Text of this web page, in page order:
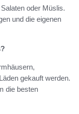
oder Müslis.
und die eigenen
gekauft werden.
die besten